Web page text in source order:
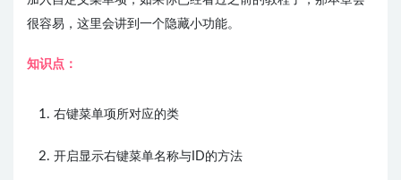
很容易，这里会讲到一个隐藏小功能。
知识点：
右键菜单项所对应的类
开启显示右键菜单名称与ID的方法